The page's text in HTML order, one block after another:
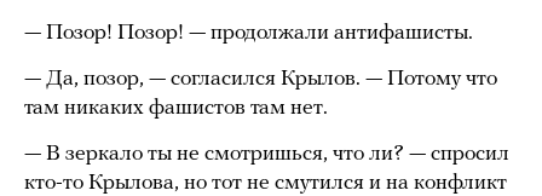
— Позор! Позор! — продолжали антифашисты.
— Да, позор, — согласился Крылов. — Потому что
там никаких фашистов там нет.
— В зеркало ты не смотришься, что ли? — спросил
кто-то Крылова, но тот не смутился и на конфликт